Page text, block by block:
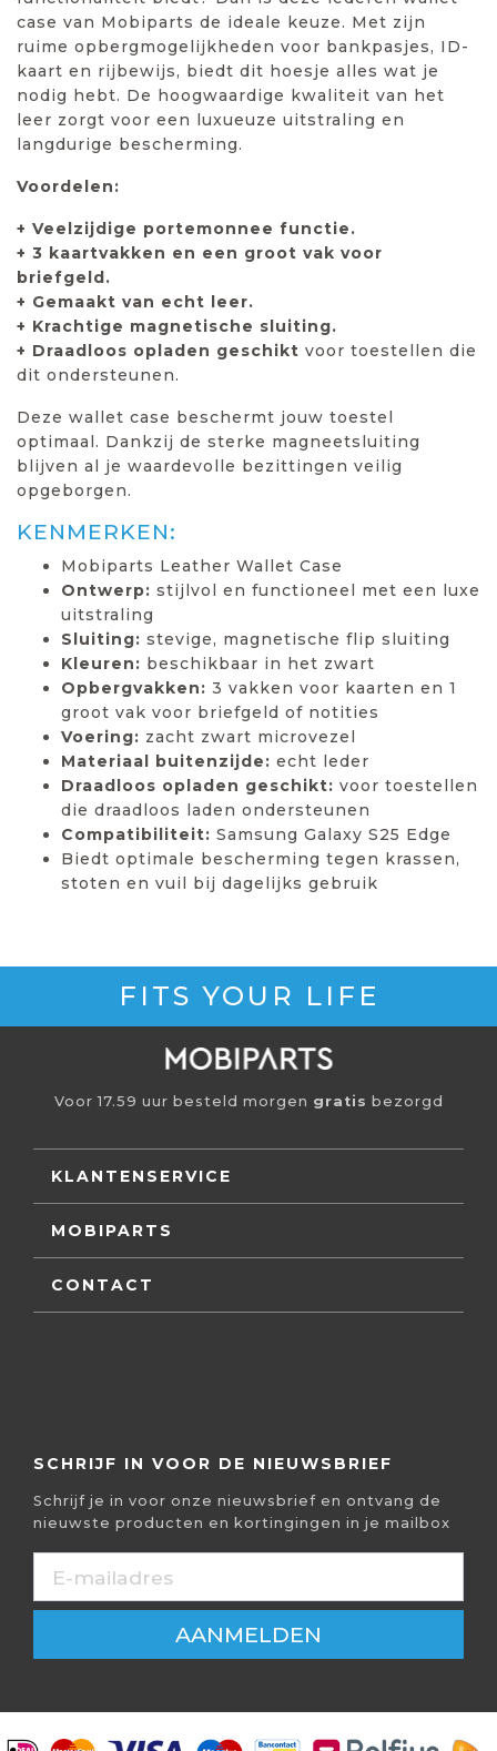
case van Mobiparts de ideale keuze. Met zijn
ruime opbergmogelijkheden voor bankpasjes, ID-
kaart en rijbewijs, biedt dit hoesje alles wat je
nodig hebt. De hoogwaardige kwaliteit van het
leer zorgt voor een luxueuze uitstraling en
langdurige bescherming.
Voordelen:
+ Veelzijdige portemonnee functie.
+ 3 kaartvakken en een groot vak voor
briefgeld.
+ Gemaakt van echt leer.
+ Krachtige magnetische sluiting.
+ Draadloos opladen geschikt voor toestellen die
dit ondersteunen.
Deze wallet case beschermt jouw toestel
optimaal. Dankzij de sterke magneetsluiting
blijven al je waardevolle bezittingen veilig
opgeborgen.
KENMERKEN:
Mobiparts Leather Wallet Case
Ontwerp: stijlvol en functioneel met een luxe
uitstraling
Sluiting: stevige, magnetische flip sluiting
Kleuren: beschikbaar in het zwart
Opbergvakken: 3 vakken voor kaarten en 1
groot vak voor briefgeld of notities
Voering: zacht zwart microvezel
Materiaal buitenzijde: echt leder
Draadloos opladen geschikt: voor toestellen
die draadloos laden ondersteunen
Compatibiliteit: Samsung Galaxy S25 Edge
Biedt optimale bescherming tegen krassen,
stoten en vuil bij dagelijks gebruik
FITS YOUR LIFE
Voor 17.59 uur besteld morgen gratis bezorgd
KLANTENSERVICE
MOBIPARTS
CONTACT
SCHRIJF IN VOOR DE NIEUWSBRIEF
Schrijf je in voor onze nieuwsbrief en ontvang de
nieuwste producten en kortingingen in je mailbox
AANMELDEN